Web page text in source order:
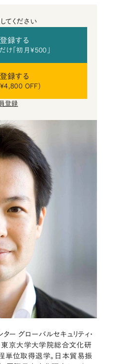
てください
録する
「初月¥500」
録する
OFF)
登録
グローバルセキュリティ・
京大学大学院総合文化研
単位取得退学。日本貿易振